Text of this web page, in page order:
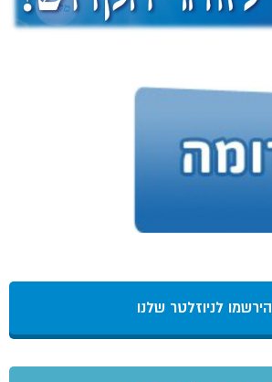
הירשמו לניוזלטר שלנו